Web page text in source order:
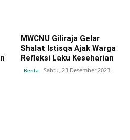
MWCNU Giliraja Gelar
Shalat Istisqa Ajak Warga
Refleksi Laku Keseharian
Berita Sabtu, 23 Desember 2023